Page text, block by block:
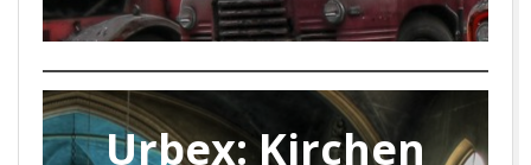
Urbex: Kirchen